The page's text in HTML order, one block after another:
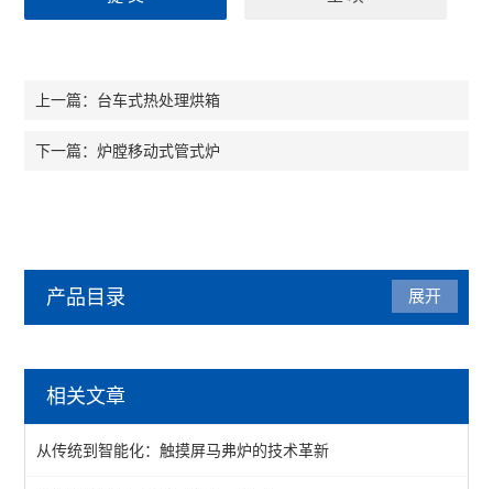
上一篇： 台车式热处理烘箱
下一篇：炉膛移动式管式炉
产品目录
陶瓷纤维马弗炉
箱式马弗炉
展开
相关文章
从传统到智能化：触摸屏马弗炉的技术革新